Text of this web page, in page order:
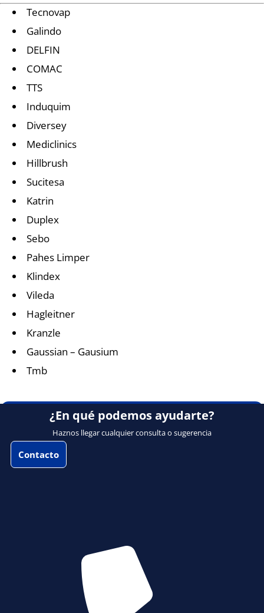
Tecnovap
Galindo
DELFIN
COMAC
TTS
Induquim
Diversey
Mediclinics
Hillbrush
Sucitesa
Katrin
Duplex
Sebo
Pahes Limper
Klindex
Vileda
Hagleitner
Kranzle
Gaussian – Gausium
Tmb
¿En qué podemos ayudarte?
Haznos llegar cualquier consulta o sugerencia
Contacto